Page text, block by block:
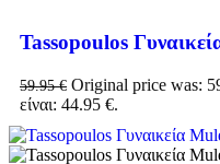
Tassopoulos
59.95€ Original price was:
είναι: 44.95 €.